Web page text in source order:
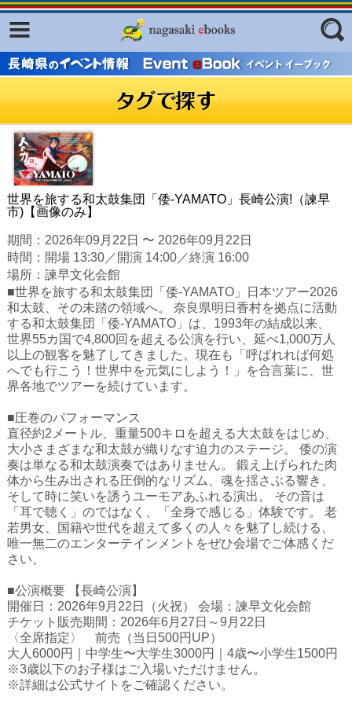
フリーワード
世界を旅する和太鼓集団「倭-YAMATO」長崎公演!（諫早
市)【画像のみ】
期間：2026年09月22日 〜 2026年09月22日
時間：開場 13:30／開演 14:00／終演 16:00
場所：諫早文化会館
■世界を旅する和太鼓集団「倭-YAMATO」日本ツアー2026
和太鼓、その未踏の領域へ。 奈良県明日香村を拠点に活動
する和太鼓集団「倭-YAMATO」は、1993年の結成以来、
世界55カ国で4,800回を超える公演を行い、延べ1,000万人
以上の観客を魅了してきました。現在も「呼ばれれば何処
へでも行こう！世界中を元気にしよう！」を合言葉に、世
界各地でツアーを続けています。
■圧巻のパフォーマンス
直径約2メートル、重量500キロを超える大太鼓をはじめ、
大小さまざまな和太鼓が織りなす迫力のステージ。 倭の演
奏は単なる和太鼓演奏ではありません。 鍛え上げられた肉
体から生み出される圧倒的なリズム、魂を揺さぶる響き、
そして時に笑いを誘うユーモアあふれる演出。 その音は
「耳で聴く」のではなく、「全身で感じる」体験です。 老
若男女、国籍や世代を超えて多くの人々を魅了し続ける、
唯一無二のエンターテインメントをぜひ会場でご体感くだ
さい。
■公演概要 【長崎公演】
開催日：2026年9月22日（火祝） 会場：諫早文化会館
チケット販売期間：2026年6月27日～9月22日
〈全席指定〉 前売（当日500円UP）
大人6000円｜中学生〜大学生3000円｜4歳〜小学生1500円
※3歳以下のお子様はご入場いただけません。
※詳細は公式サイトをご確認ください。
Facebook
ふくいろキラリプロジェクト
東京観光デジタルパンフレットギャ
ラリー（TOKYO Brochures）
復興応援企画
はじめてご利用される方へ
コンテンツ
広報誌ナビ
明治日本の産業革命遺産
長崎と天草地方の潜伏キリシタン
関連遺産
大学・専門学校ナビ
ハイスクールナビ
小・中学校ナビ
いきebooks
ながよebooks
ごとうebooks
おおむらebooks
みなみしまばらebooks
はさみebooks
ながさき市ebooks
さいかいイーブックス
長崎MICE観光マップ